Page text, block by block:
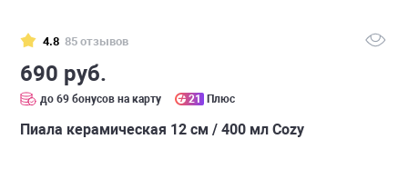
4.8 85 отзывов
690 руб.
до 69 бонусов на карту 21 Плюс
Пиала керамическая 12 см / 400 мл Cozy